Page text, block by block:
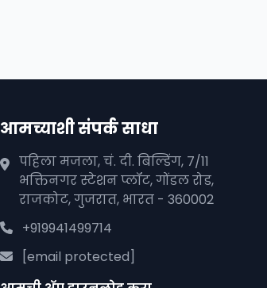
आमच्याशी संपर्क साधा
पहिला मजला, चं. दी. बिल्डिंग, 7/11
भक्तिनगर स्टेशन प्लॉट, गोंडल रोड,
राजकोट, गुजरात, भारत - 360002
+919941499714
[email protected]